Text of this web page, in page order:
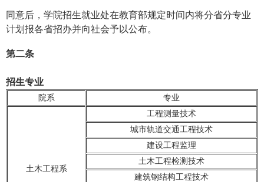
同意后，学院招生就业处在教育部规定时间内将分省分专业
计划报各省招办并向社会予以公布。
第二条
招生专业
院系 专业
土木工程系
工程测量技术
城市轨道交通工程技术
建设工程监理
土木工程检测技术
建筑钢结构工程技术